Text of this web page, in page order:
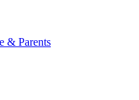
& Parents